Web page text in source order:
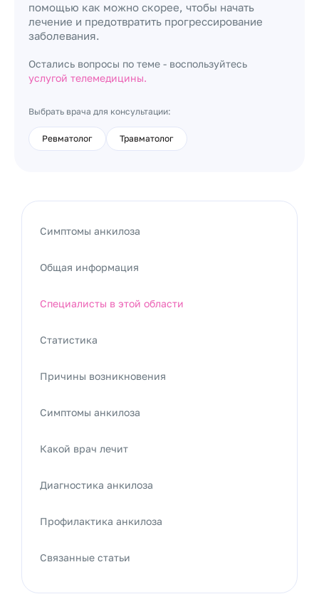
помощью как можно скорее, чтобы начать
лечение и предотвратить прогрессирование
заболевания.
Остались вопросы по теме - воспользуйтесь
услугой телемедицины.
Выбрать врача для консультации:
Ревматолог Травматолог
Симптомы анкилоза
Общая информация
Специалисты в этой области
Статистика
Причины возникновения
Симптомы анкилоза
Какой врач лечит
Диагностика анкилоза
Профилактика анкилоза
Связанные статьи